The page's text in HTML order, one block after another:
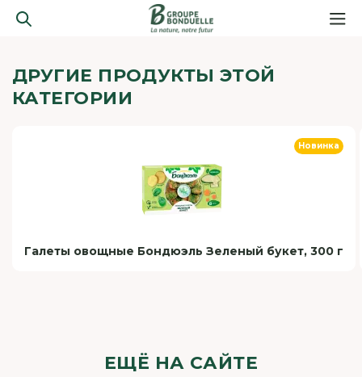
ДРУГИЕ ПРОДУКТЫ ЭТОЙ
КАТЕГОРИИ
Новинка
Галеты овощные Бондюэль Зеленый букет, 300 г
ЕЩЁ НА САЙТЕ